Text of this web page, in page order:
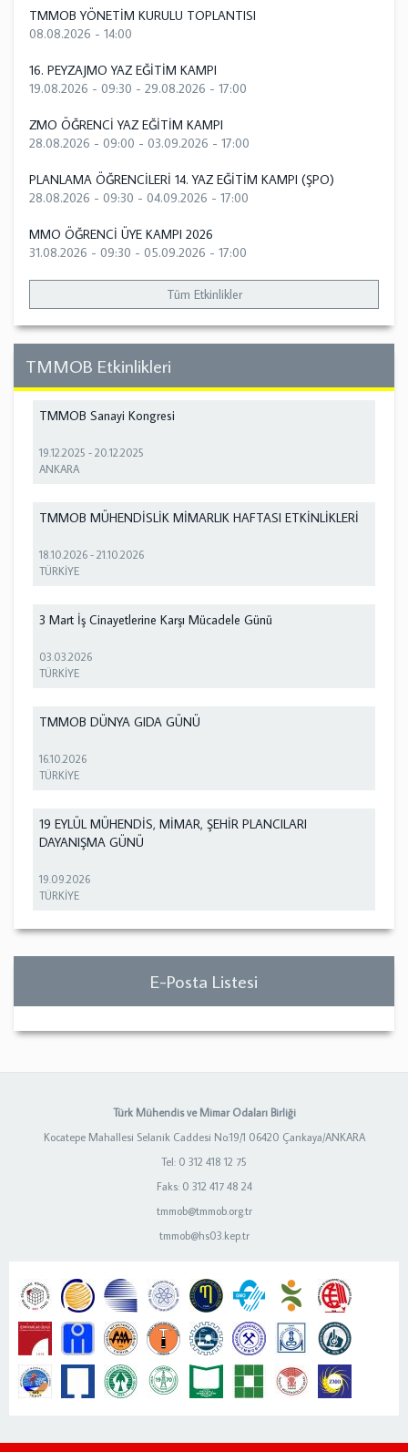
TMMOB YÖNETİM KURULU TOPLANTISI
08.08.2026 - 14:00
16. PEYZAJMO YAZ EĞİTİM KAMPI
19.08.2026 - 09:30 - 29.08.2026 - 17:00
ZMO ÖĞRENCİ YAZ EĞİTİM KAMPI
28.08.2026 - 09:00 - 03.09.2026 - 17:00
PLANLAMA ÖĞRENCİLERİ 14. YAZ EĞİTİM KAMPI (ŞPO)
28.08.2026 - 09:30 - 04.09.2026 - 17:00
MMO ÖĞRENCİ ÜYE KAMPI 2026
31.08.2026 - 09:30 - 05.09.2026 - 17:00
Tüm Etkinlikler
TMMOB Etkinlikleri
TMMOB Sanayi Kongresi
19.12.2025 -20.12.2025
ANKARA
TMMOB MÜHENDİSLİK MİMARLIK HAFTASI ETKİNLİKLERİ
18.10.2026 -21.10.2026
TÜRKİYE
3 Mart İş Cinayetlerine Karşı Mücadele Günü
03.03.2026
TÜRKİYE
TMMOB DÜNYA GIDA GÜNÜ
16.10.2026
TÜRKİYE
19 EYLÜL MÜHENDİS, MİMAR, ŞEHİR PLANCILARI
DAYANIŞMA GÜNÜ
19.09.2026
TÜRKİYE
E-Posta Listesi
Türk Mühendis ve Mimar Odaları Birliği
Kocatepe Mahallesi Selanik Caddesi No:19/1 06420 Çankaya/ANKARA
Tel: 0 312 418 12 75
Faks: 0 312 417 48 24
tmmob@tmmob.org.tr
tmmob@hs03.kep.tr